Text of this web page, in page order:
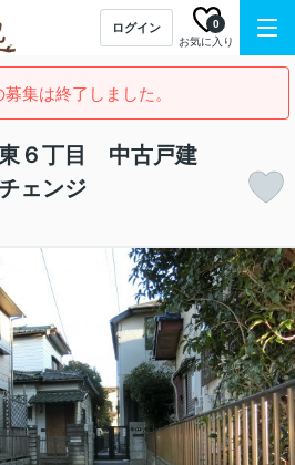
ログイン
お気に入り
0
集は終了しました。
東６丁目 中古戸建
ェンジ